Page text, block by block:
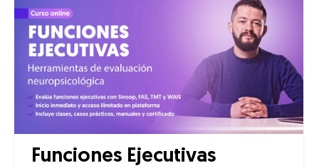
Funciones Ejecutivas